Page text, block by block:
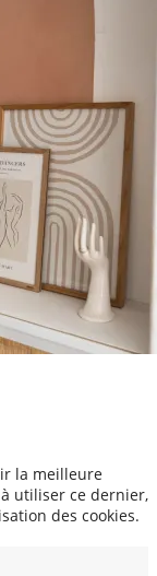
la meilleure
utiliser ce dernier,
des cookies.